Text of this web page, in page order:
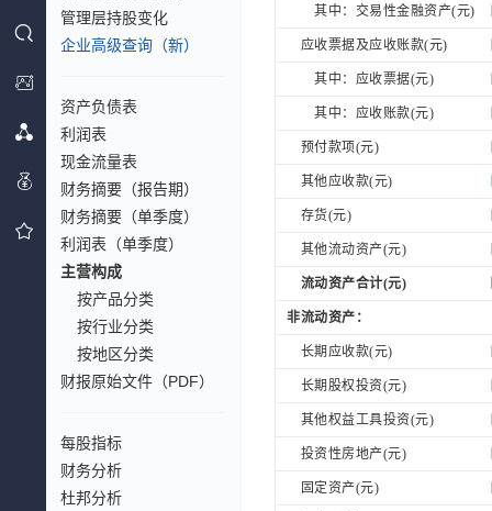
管理层持股变化
企业高级查询（新）
资产负债表
利润表
现金流量表
财务摘要（报告期）
财务摘要（单季度）
利润表（单季度）
主营构成
按产品分类
按行业分类
按地区分类
财报原始文件（PDF）
每股指标
财务分析
杜邦分析
其中：交易性金融资产(元)
应收票据及应收账款(元)
其中：应收票据(元)
其中：应收账款(元)
预付款项(元)
其他应收款(元)
存货(元)
其他流动资产(元)
流动资产合计(元)
非流动资产：
长期应收款(元)
长期股权投资(元)
其他权益工具投资(元)
投资性房地产(元)
固定资产(元)